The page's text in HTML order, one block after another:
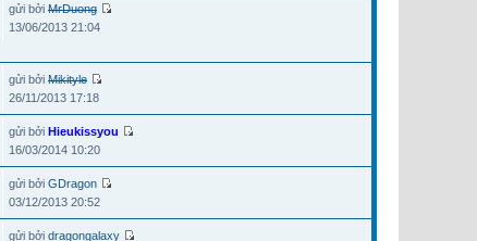
gửi bởi MrDuong
13/06/2013 21:04
gửi bởi Mikityle
26/11/2013 17:18
gửi bởi Hieukissyou
16/03/2014 10:20
gửi bởi GDragon
03/12/2013 20:52
gửi bởi dragongalaxy